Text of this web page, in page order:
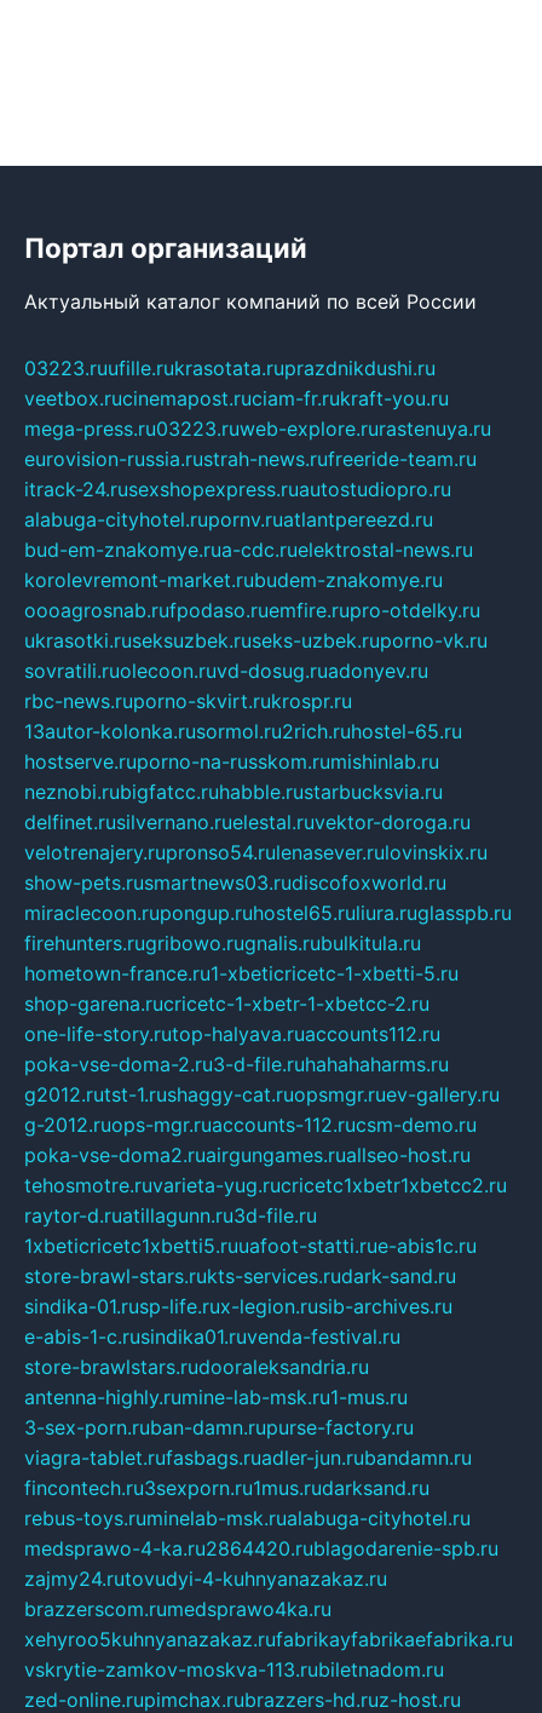
Портал организаций
Актуальный каталог компаний по всей России
03223.ruufille.rukrasotata.ruprazdnikdushi.ru
veetbox.rucinemapost.ruciam-fr.rukraft-you.ru
mega-press.ru03223.ruweb-explore.rurastenuya.ru
eurovision-russia.rustrah-news.rufreeride-team.ru
itrack-24.rusexshopexpress.ruautostudiopro.ru
alabuga-cityhotel.rupornv.ruatlantpereezd.ru
bud-em-znakomye.rua-cdc.ruelektrostal-news.ru
korolevremont-market.rubudem-znakomye.ru
oooagrosnab.rufpodaso.ruemfire.rupro-otdelky.ru
ukrasotki.ruseksuzbek.ruseks-uzbek.ruporno-vk.ru
sovratili.ruolecoon.ruvd-dosug.ruadonyev.ru
rbc-news.ruporno-skvirt.rukrospr.ru
13autor-kolonka.rusormol.ru2rich.ruhostel-65.ru
hostserve.ruporno-na-russkom.rumishinlab.ru
neznobi.rubigfatcc.ruhabble.rustarbucksvia.ru
delfinet.rusilvernano.ruelestal.ruvektor-doroga.ru
velotrenajery.rupronso54.rulenasever.rulovinskix.ru
show-pets.rusmartnews03.rudiscofoxworld.ru
miraclecoon.rupongup.ruhostel65.ruliura.ruglasspb.ru
firehunters.rugribowo.rugnalis.rubulkitula.ru
hometown-france.ru1-xbeticricetc-1-xbetti-5.ru
shop-garena.rucricetc-1-xbetr-1-xbetcc-2.ru
one-life-story.rutop-halyava.ruaccounts112.ru
poka-vse-doma-2.ru3-d-file.ruhahahaharms.ru
g2012.rutst-1.rushaggy-cat.ruopsmgr.ruev-gallery.ru
g-2012.ruops-mgr.ruaccounts-112.rucsm-demo.ru
poka-vse-doma2.ruairgungames.ruallseo-host.ru
tehosmotre.ruvarieta-yug.rucricetc1xbetr1xbetcc2.ru
raytor-d.ruatillagunn.ru3d-file.ru
1xbeticricetc1xbetti5.ruuafoot-statti.rue-abis1c.ru
store-brawl-stars.rukts-services.rudark-sand.ru
sindika-01.rusp-life.rux-legion.rusib-archives.ru
e-abis-1-c.rusindika01.ruvenda-festival.ru
store-brawlstars.rudooraleksandria.ru
antenna-highly.rumine-lab-msk.ru1-mus.ru
3-sex-porn.ruban-damn.rupurse-factory.ru
viagra-tablet.rufasbags.ruadler-jun.rubandamn.ru
fincontech.ru3sexporn.ru1mus.rudarksand.ru
rebus-toys.ruminelab-msk.rualabuga-cityhotel.ru
medsprawo-4-ka.ru2864420.rublagodarenie-spb.ru
zajmy24.rutovudyi-4-kuhnyanazakaz.ru
brazzerscom.rumedsprawo4ka.ru
xehyroo5kuhnyanazakaz.rufabrikayfabrikaefabrika.ru
vskrytie-zamkov-moskva-113.rubiletnadom.ru
zed-online.rupimchax.rubrazzers-hd.ruz-host.ru